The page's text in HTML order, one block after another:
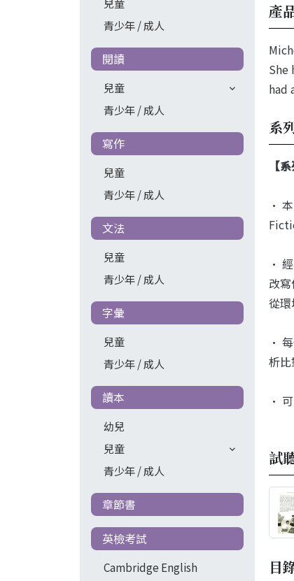
青少年 / 成人
閱讀
兒童
青少年 / 成人
寫作
兒童
青少年 / 成人
文法
兒童
青少年 / 成人
字彙
兒童
青少年 / 成人
讀本
幼兒
兒童
青少年 / 成人
章節書
英檢考試
Cambridge English
產
She
had
系
【
•
•
改
從
•
析比
•
試
目